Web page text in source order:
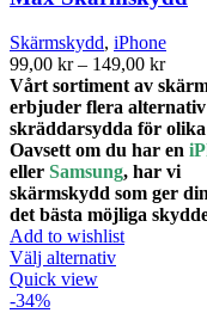
alternativen
väljas
på
Skärmskydd, iPhone
99,00 kr – 149,00 kr
till
Vårt sortiment av
erbjuder flera
skräddarsydda för olika
Oavsett om du har en
eller Samsung, har vi
skärmskydd som ger
det bästa möjliga
Add to wishlist
Välj alternativDen
Quick view
-34%